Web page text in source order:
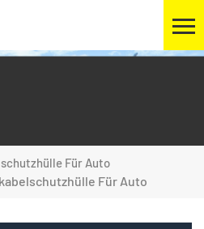
Für Auto
Für Auto